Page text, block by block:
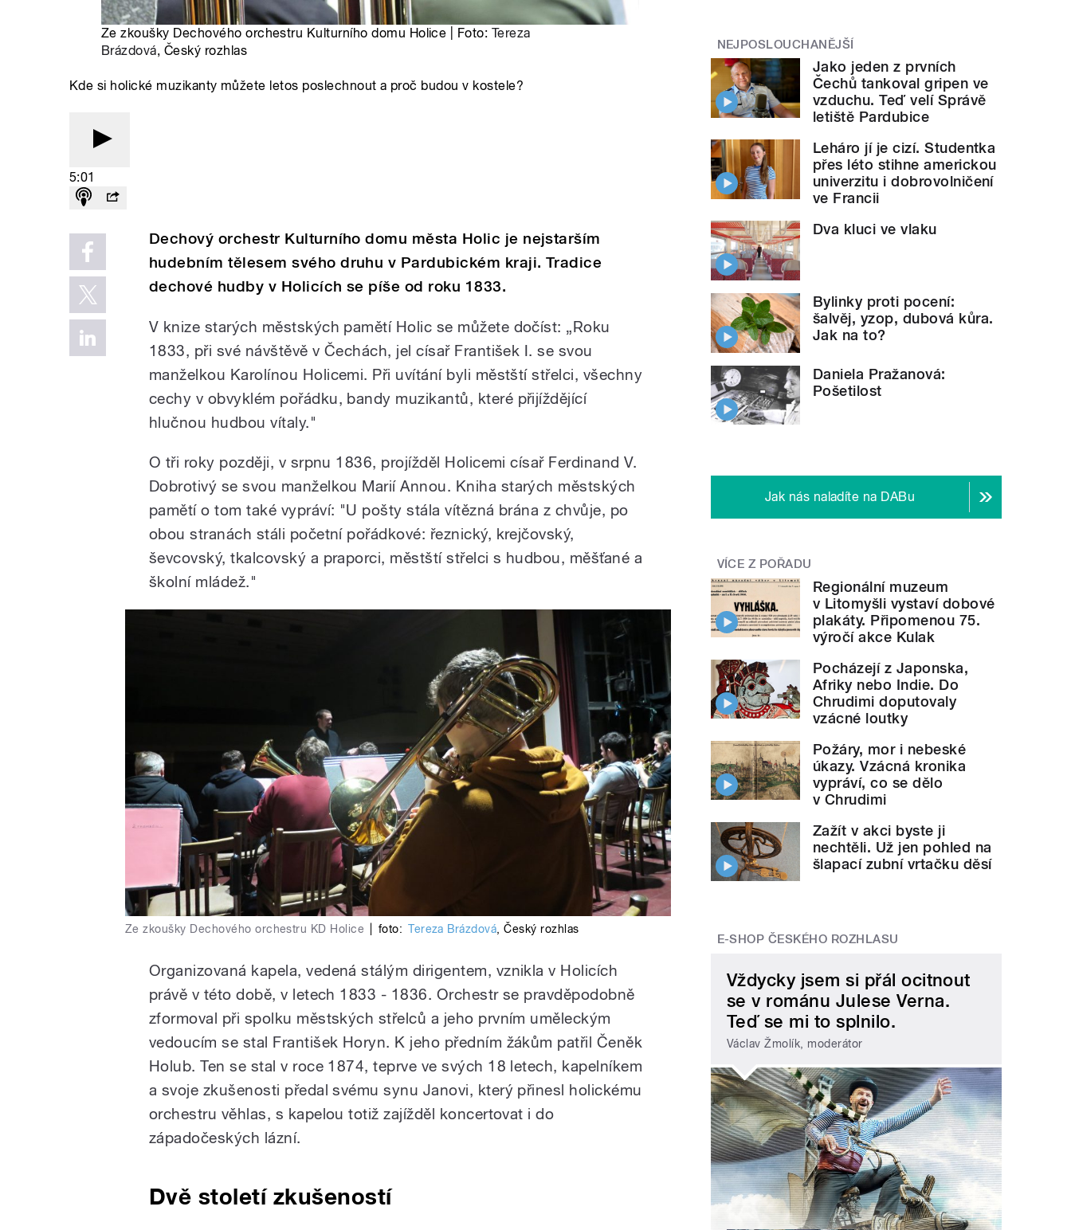
Ze zkoušky Dechového orchestru Kulturního domu Holice | Foto: Tereza
Brázdová, Český rozhlas
Kde si holické muzikanty můžete letos poslechnout a proč budou v kostele?
5:01
Dechový orchestr Kulturního domu města Holic je nejstarším
hudebním tělesem svého druhu v Pardubickém kraji. Tradice
dechové hudby v Holicích se píše od roku 1833.
V knize starých městských pamětí Holic se můžete dočíst: „Roku
1833, při své návštěvě v Čechách, jel císař František I. se svou
manželkou Karolínou Holicemi. Při uvítání byli městští střelci, všechny
cechy v obvyklém pořádku, bandy muzikantů, které přijíždějící
hlučnou hudbou vítaly."
O tři roky později, v srpnu 1836, projížděl Holicemi císař Ferdinand V.
Dobrotivý se svou manželkou Marií Annou. Kniha starých městských
pamětí o tom také vypráví: "U pošty stála vítězná brána z chvůje, po
obou stranách stáli početní pořádkové: řeznický, krejčovský,
ševcovský, tkalcovský a praporci, městští střelci s hudbou, měšťané a
školní mládež."
Ze zkoušky Dechového orchestru KD Holice foto: Tereza Brázdová,Český rozhlas
Organizovaná kapela, vedená stálým dirigentem, vznikla v Holicích
právě v této době, v letech 1833 - 1836. Orchestr se pravděpodobně
zformoval při spolku městských střelců a jeho prvním uměleckým
vedoucím se stal František Horyn. K jeho předním žákům patřil Čeněk
Holub. Ten se stal v roce 1874, teprve ve svých 18 letech, kapelníkem
a svoje zkušenosti předal svému synu Janovi, který přinesl holickému
orchestru věhlas, s kapelou totiž zajížděl koncertovat i do
západočeských lázní.
Dvě století zkušeností
NEJPOSLOUCHANĚJŠÍ
Jako jeden z prvních
Čechů tankoval gripen ve
vzduchu. Teď velí Správě
letiště Pardubice
Leháro jí je cizí. Studentka
přes léto stihne americkou
univerzitu i dobrovolničení
ve Francii
Dva kluci ve vlaku
Bylinky proti pocení:
šalvěj, yzop, dubová kůra.
Jak na to?
Daniela Pražanová:
Pošetilost
Jak nás naladíte na DABu
VÍCE Z POŘADU
Regionální muzeum
v Litomyšli vystaví dobové
plakáty. Připomenou 75.
výročí akce Kulak
Pocházejí z Japonska,
Afriky nebo Indie. Do
Chrudimi doputovaly
vzácné loutky
Požáry, mor i nebeské
úkazy. Vzácná kronika
vypráví, co se dělo
v Chrudimi
Zažít v akci byste ji
nechtěli. Už jen pohled na
šlapací zubní vrtačku děsí
E-SHOP ČESKÉHO ROZHLASU
Vždycky jsem si přál ocitnout
se v románu Julese Verna.
Teď se mi to splnilo.
Václav Žmolík, moderátor